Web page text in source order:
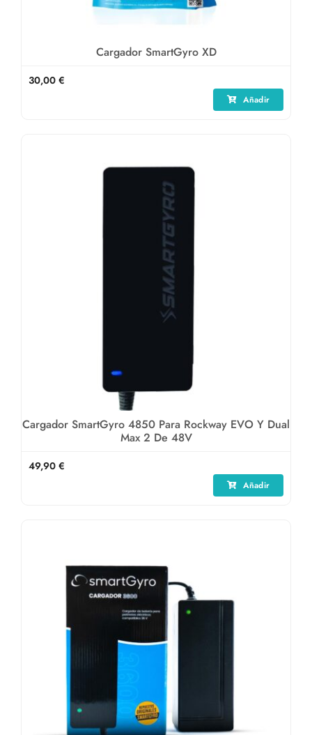
Cargador SmartGyro XD
30,00 €
Añadir
Cargador SmartGyro 4850 Para Rockway EVO Y Dual
Max 2 De 48V
49,90 €
Añadir